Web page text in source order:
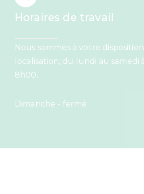
Horaires de travail
Nous sommes à votre
localisation, du lundi au samedi
8h00.
Dimanche - fermé